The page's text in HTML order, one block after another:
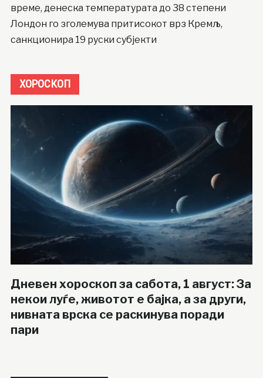
време, денеска температурата до 38 степени
Лондон го зголемува притисокот врз Кремљ,
санкционира 19 руски субјекти
ХОРОСКОП
Дневен хороскоп за сабота, 1 август: За
некои луѓе, животот е бајка, а за други,
нивната врска се раскинува поради
пари